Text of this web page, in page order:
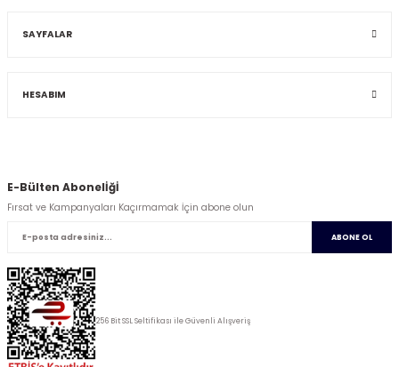
SAYFALAR
HESABIM
E-Bülten Abonelİğİ
Fırsat ve Kampanyaları Kaçırmamak İçin abone olun
ABONE OL
256 Bit SSL Seltifikası ile Güvenli Alışveriş